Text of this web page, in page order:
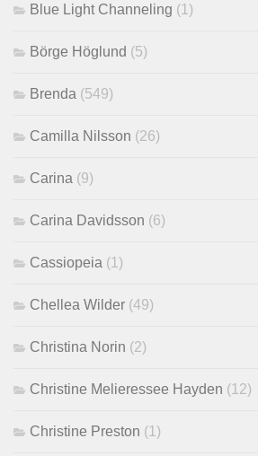
Blue Light Channeling (1)
Börge Höglund (5)
Brenda (549)
Camilla Nilsson (26)
Carina (9)
Carina Davidsson (6)
Cassiopeia (1)
Chellea Wilder (49)
Christina Norin (2)
Christine Melieressee Hayden (12)
Christine Preston (1)